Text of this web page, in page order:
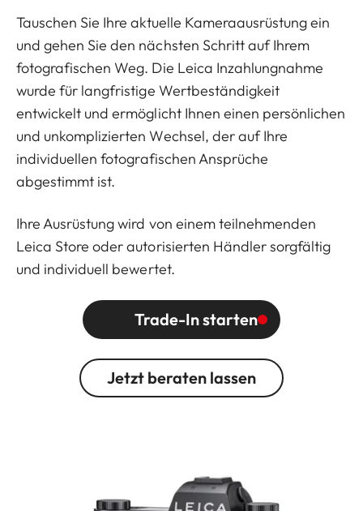
Tauschen Sie Ihre aktuelle Kameraausrüstung ein
und gehen Sie den nächsten Schritt auf Ihrem
fotografischen Weg. Die Leica Inzahlungnahme
wurde für langfristige Wertbeständigkeit
entwickelt und ermöglicht Ihnen einen persönlichen
und unkomplizierten Wechsel, der auf Ihre
individuellen fotografischen Ansprüche
abgestimmt ist.
Ihre Ausrüstung wird von einem teilnehmenden
Leica Store oder autorisierten Händler sorgfältig
und individuell bewertet.
Trade-In starten
Jetzt beraten lassen